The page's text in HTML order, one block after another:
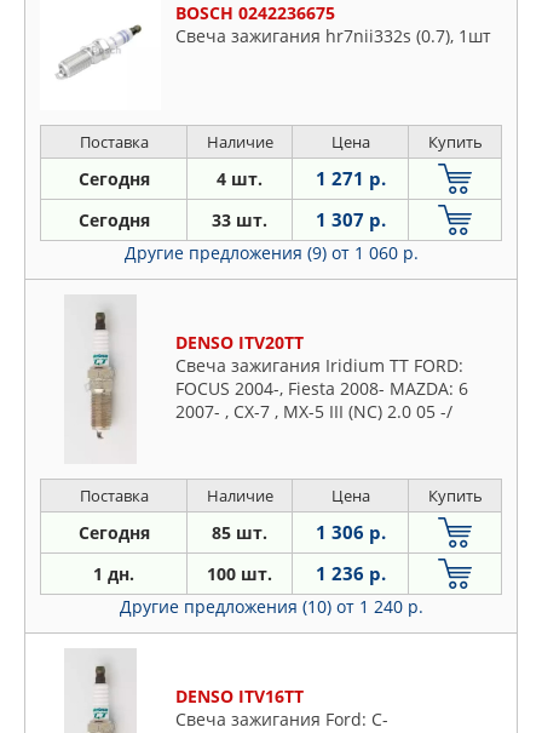
BOSCH 0242236675
Свеча зажигания hr7nii332s (0.7), 1шт
Поставка Наличие Цена Купить
Сегодня 4 шт. 1 271 р.
Сегодня 33 шт. 1 307 р.
Другие предложения (9) от 1 060 р.
DENSO ITV20TT
Свеча зажигания Iridium TT FORD:
FOCUS 2004-, Fiesta 2008- MAZDA: 6
2007- , CX-7 , MX-5 III (NC) 2.0 05 -/
Поставка Наличие Цена Купить
Сегодня 85 шт. 1 306 р.
1 дн. 100 шт. 1 236 р.
Другие предложения (10) от 1 240 р.
DENSO ITV16TT
Свеча зажигания Ford: C-